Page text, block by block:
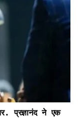
प्रज्ञानंद ने एक